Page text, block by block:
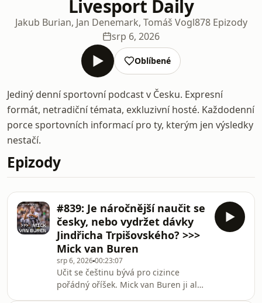
Livesport Daily
Jakub Burian, Jan Denemark, Tomáš Vogl878 Epizody
srp 6, 2026
Oblíbené
Jediný denní sportovní podcast v Česku. Expresní
formát, netradiční témata, exkluzivní hosté. Každodenní
porce sportovních informací pro ty, kterým jen výsledky
nestačí.
Epizody
#839: Je náročnější naučit se
česky, nebo vydržet dávky
Jindřicha Trpišovského? >>>
Mick van Buren
srp 6, 202600:23:07
Učit se češtinu bývá pro cizince
pořádný oříšek. Mick van Buren ji ale